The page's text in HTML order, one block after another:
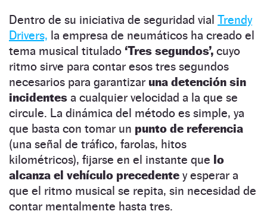
Dentro de su iniciativa de seguridad vial Trendy
Drivers, la empresa de neumáticos ha creado el
tema musical titulado ‘Tres segundos’, cuyo
ritmo sirve para contar esos tres segundos
necesarios para garantizar una detención sin
incidentes a cualquier velocidad a la que se
circule. La dinámica del método es simple, ya
que basta con tomar un punto de referencia
(una señal de tráfico, farolas, hitos
kilométricos), fijarse en el instante que lo
alcanza el vehículo precedente y esperar a
que el ritmo musical se repita, sin necesidad de
contar mentalmente hasta tres.